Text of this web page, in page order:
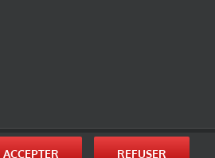
ACCEPTER REFUSER